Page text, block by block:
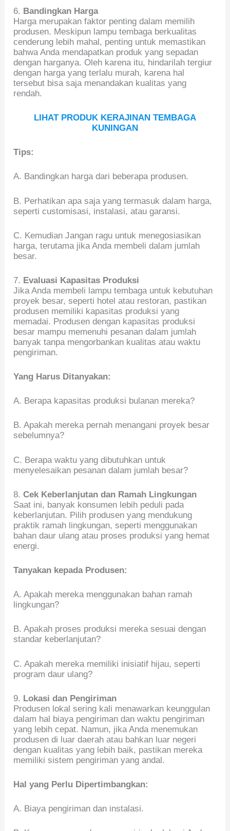
6. Bandingkan Harga
Harga merupakan faktor penting dalam memilih
produsen. Meskipun lampu tembaga berkualitas
cenderung lebih mahal, penting untuk memastikan
bahwa Anda mendapatkan produk yang sepadan
dengan harganya. Oleh karena itu, hindarilah tergiur
dengan harga yang terlalu murah, karena hal
tersebut bisa saja menandakan kualitas yang
rendah.
LIHAT PRODUK KERAJINAN TEMBAGA
KUNINGAN
Tips:
A. Bandingkan harga dari beberapa produsen.
B. Perhatikan apa saja yang termasuk dalam harga,
seperti customisasi, instalasi, atau garansi.
C. Kemudian Jangan ragu untuk menegosiasikan
harga, terutama jika Anda membeli dalam jumlah
besar.
7. Evaluasi Kapasitas Produksi
Jika Anda membeli lampu tembaga untuk kebutuhan
proyek besar, seperti hotel atau restoran, pastikan
produsen memiliki kapasitas produksi yang
memadai. Produsen dengan kapasitas produksi
besar mampu memenuhi pesanan dalam jumlah
banyak tanpa mengorbankan kualitas atau waktu
pengiriman.
Yang Harus Ditanyakan:
A. Berapa kapasitas produksi bulanan mereka?
B. Apakah mereka pernah menangani proyek besar
sebelumnya?
C. Berapa waktu yang dibutuhkan untuk
menyelesaikan pesanan dalam jumlah besar?
8.Cek Keberlanjutan dan Ramah Lingkungan
Saat ini, banyak konsumen lebih peduli pada
keberlanjutan. Pilih produsen yang mendukung
praktik ramah lingkungan, seperti menggunakan
bahan daur ulang atau proses produksi yang hemat
energi.
Tanyakan kepada Produsen:
A. Apakah mereka menggunakan bahan ramah
lingkungan?
B. Apakah proses produksi mereka sesuai dengan
standar keberlanjutan?
C. Apakah mereka memiliki inisiatif hijau, seperti
program daur ulang?
9. Lokasi dan Pengiriman
Produsen lokal sering kali menawarkan keunggulan
dalam hal biaya pengiriman dan waktu pengiriman
yang lebih cepat. Namun, jika Anda menemukan
produsen di luar daerah atau bahkan luar negeri
dengan kualitas yang lebih baik, pastikan mereka
memiliki sistem pengiriman yang andal.
Hal yang Perlu Dipertimbangkan:
A. Biaya pengiriman dan instalasi.